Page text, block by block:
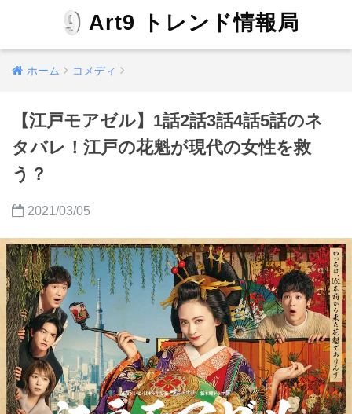
Art9 トレンド情報局
ホーム コメディ
【江戸モアゼル】1話2話3話4話5話のネ
タバレ！江戸の花魁が現代の女性を救
う？
2021/03/05